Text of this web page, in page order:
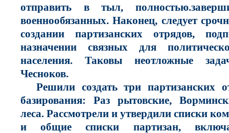
отправить в тыл,
военнообязанных. Наконец, следует
создании партизанских отрядов,
назначении связных для
населения. Таковы неотложные
Чесноков.
Решили создать три партизанских
базирования: Раз рытовские,
леса. Рассмотрели и утвердили списки
и общие списки партизан,